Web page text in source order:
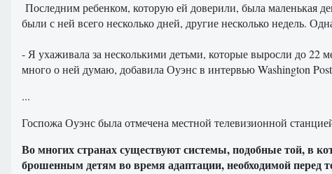
Последним ребенком, которую ей доверили, была маленькая
были с ней всего несколько дней, другие несколько недель.
- Я ухаживала за несколькими детьми, которые выросли до 22
много о ней думаю, добавила Оуэнс в интервью Washington
...
Госпожа Оуэнс была отмечена местной телевизионной
Во многих странах существуют системы, подобные той, в
брошенным детям во время адаптации, необходимой